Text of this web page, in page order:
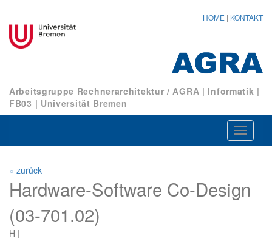
HOME | KONTAKT
Arbeitsgruppe Rechnerarchitektur / AGRA | Informatik |
FB03 | Universität Bremen
ein-/
« zurück
Hardware-Software Co-Design
(03-701.02)
H |